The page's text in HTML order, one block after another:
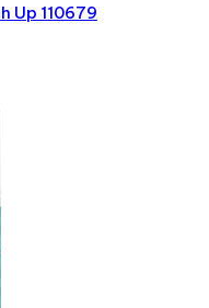
Up 110679